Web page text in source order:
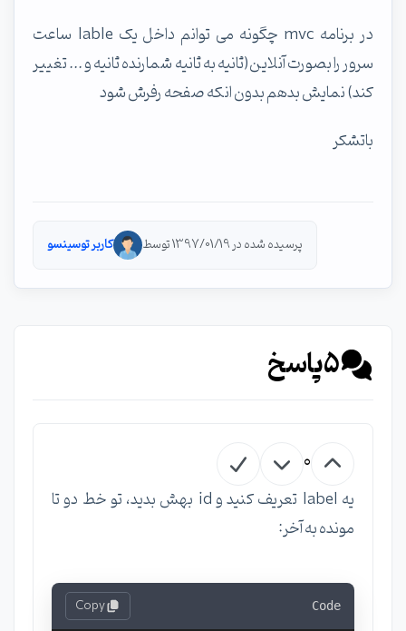
در برنامه mvc چگونه می توانم داخل یک lable ساعت
سرور را بصورت آنلاین(ثانیه به ثانیه شمارنده ثانیه و ... تغییر
کند) نمایش بدهم بدون انکه صفحه رفرش شود
باتشکر
پرسیده شده در 1397/01/19 توسط کاربر توسینسو
5پاسخ
0
یه label تعریف کنید و id بهش بدید، تو خط دو تا
مونده به آخر:
Code
Copy